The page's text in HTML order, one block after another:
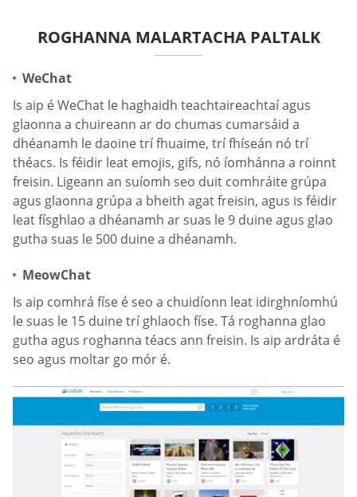
ROGHANNA MALARTACHA PALTALK
WeChat
Is aip é WeChat le haghaidh teachtaireachtaí agus
glaonna a chuireann ar do chumas cumarsáid a
dhéanamh le daoine trí fhuaime, trí fhíseán nó trí
théacs. Is féidir leat emojis, gifs, nó íomhánna a roinnt
freisin. Ligeann an suíomh seo duit comhráite grúpa
agus glaonna grúpa a bheith agat freisin, agus is féidir
leat físghlao a dhéanamh ar suas le 9 duine agus glao
gutha suas le 500 duine a dhéanamh.
MeowChat
Is aip comhrá físe é seo a chuidíonn leat idirghníomhú
le suas le 15 duine trí ghlaoch físe. Tá roghanna glao
gutha agus roghanna téacs ann freisin. Is aip ardráta é
seo agus moltar go mór é.